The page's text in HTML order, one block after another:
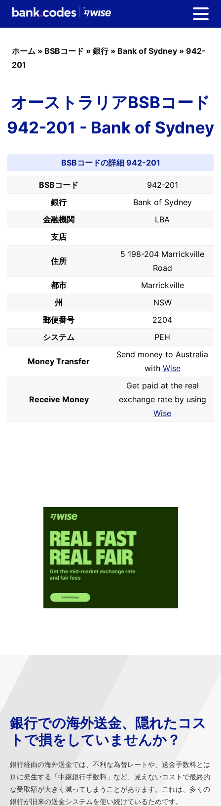
ホーム » BSBコード » 銀行» Bank of Sydney » 942-
201
オーストラリアBSBコード
942-201 - Bank of Sydney
BSBコードの詳細 942-201
BSBコード
942-201
銀行
Bank of Sydney
金融機関
LBA
支店
住所
5 198-204 Marrickville
Road
都市
Marrickville
州
NSW
郵便番号
2204
システム
PEH
Money Transfer
Send money to Australia
with Wise
Receive Money
Get paid at the real
exchange rate by using
Wise
銀行での海外送金、隠れたコス
トで損をしていませんか？
銀行経由の海外送金では、不利な為替レートや、送金手数料とは
別に発生する「中継銀行手数料」など、見えないコストで最終的
な受取額が大きく減ってしまうことがあります。これは、多くの
銀行が旧来の送金システムを使い続けているためです。